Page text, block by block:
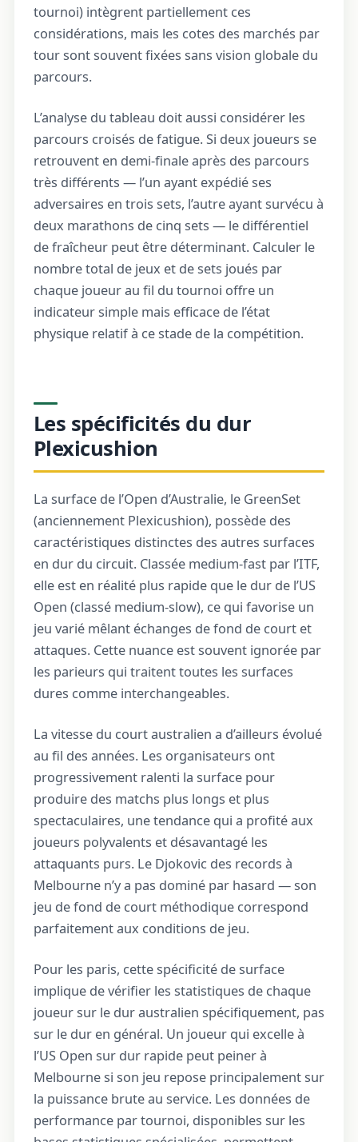
tournoi) intègrent partiellement ces
considérations, mais les cotes des marchés par
tour sont souvent fixées sans vision globale du
parcours.
L’analyse du tableau doit aussi considérer les
parcours croisés de fatigue. Si deux joueurs se
retrouvent en demi-finale après des parcours
très différents — l’un ayant expédié ses
adversaires en trois sets, l’autre ayant survécu à
deux marathons de cinq sets — le différentiel
de fraîcheur peut être déterminant. Calculer le
nombre total de jeux et de sets joués par
chaque joueur au fil du tournoi offre un
indicateur simple mais efficace de l’état
physique relatif à ce stade de la compétition.
Les spécificités du dur
Plexicushion
La surface de l’Open d’Australie, le GreenSet
(anciennement Plexicushion), possède des
caractéristiques distinctes des autres surfaces
en dur du circuit. Classée medium-fast par l’ITF,
elle est en réalité plus rapide que le dur de l’US
Open (classé medium-slow), ce qui favorise un
jeu varié mêlant échanges de fond de court et
attaques. Cette nuance est souvent ignorée par
les parieurs qui traitent toutes les surfaces
dures comme interchangeables.
La vitesse du court australien a d’ailleurs évolué
au fil des années. Les organisateurs ont
progressivement ralenti la surface pour
produire des matchs plus longs et plus
spectaculaires, une tendance qui a profité aux
joueurs polyvalents et désavantagé les
attaquants purs. Le Djokovic des records à
Melbourne n’y a pas dominé par hasard — son
jeu de fond de court méthodique correspond
parfaitement aux conditions de jeu.
Pour les paris, cette spécificité de surface
implique de vérifier les statistiques de chaque
joueur sur le dur australien spécifiquement, pas
sur le dur en général. Un joueur qui excelle à
l’US Open sur dur rapide peut peiner à
Melbourne si son jeu repose principalement sur
la puissance brute au service. Les données de
performance par tournoi, disponibles sur les